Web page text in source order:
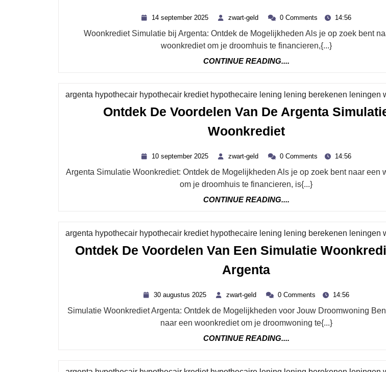
Ideale
Woonkrediet
Met
De
Simulatietool
14 september 2025
2025
zwart-geld
zwart- 0 Comments 14:56
Woonkrediet Simulatie bij Argenta: Ontdek de Mogelijkheden Als je op zoek bent naar een
woonkrediet om je droomhuis te financieren,{...}
CONTINUE READING....
argenta hypothecair hypothecair krediet hypothecaire lening lening berekenen leningen
Ontdek De Voordelen Van De Argenta
WoonkredietOntdek
Voordelen
Van
De
Argenta
Woonkrediet
10 september 2025
2025
zwart-geld
zwart- 0 Comments 14:56
Argenta Simulatie Woonkrediet: Ontdek de Mogelijkheden Als je op zoek bent naar een woonkrediet
om je droomhuis te financieren, is{...}
CONTINUE READING....
argenta hypothecair hypothecair krediet hypothecaire lening lening berekenen leningen
Ontdek De Voordelen Van Een Simulatie
Argenta
Voordelen
Van
Een
Simulatie
30 augustus 2025
2025
zwart-geld
zwart- 0 Comments 14:56
Simulatie Woonkrediet Argenta: Ontdek de Mogelijkheden voor Jouw Droomwoning Ben je op zoek
naar een woonkrediet om je droomwoning te{...}
CONTINUE READING....